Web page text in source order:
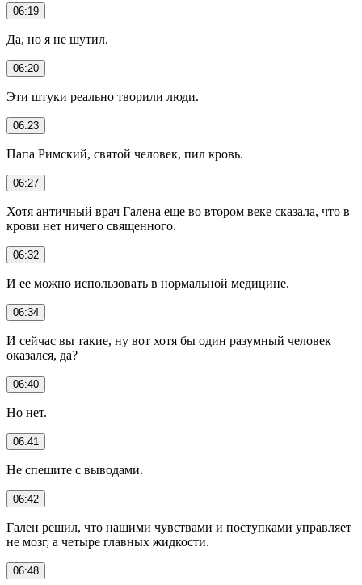
06:19
Да, но я не шутил.
06:20
Эти штуки реально творили люди.
06:23
Папа Римский, святой человек, пил кровь.
06:27
Хотя античный врач Галена еще во втором веке сказала, что в
крови нет ничего священного.
06:32
И ее можно использовать в нормальной медицине.
06:34
И сейчас вы такие, ну вот хотя бы один разумный человек
оказался, да?
06:40
Но нет.
06:41
Не спешите с выводами.
06:42
Гален решил, что нашими чувствами и поступками управляет
не мозг, а четыре главных жидкости.
06:48